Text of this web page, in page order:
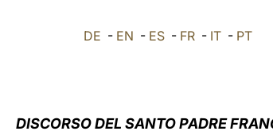
DE - EN - ES - FR - IT - PT
DISCORSODEL SANTO PADRE